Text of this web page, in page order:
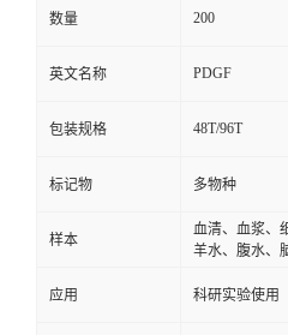
数量 200
英文名称 PDGF
包装规格 48T/96T
标记物 多物种
样本
血清、血浆、
羊水、腹水、
应用 科研实验使用